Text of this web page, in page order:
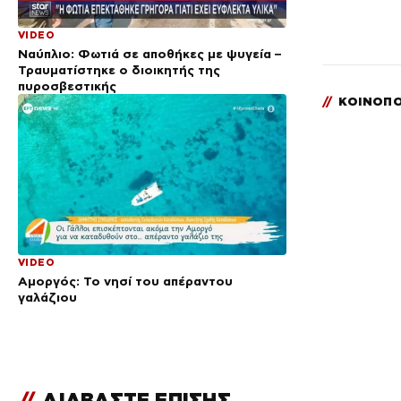
VIDEO
Ναύπλιο: Φωτιά σε αποθήκες με ψυγεία –
Τραυματίστηκε ο διοικητής της
πυροσβεστικής
VIDEO
Αμοργός: Το νησί του απέραντου
γαλάζιου
//